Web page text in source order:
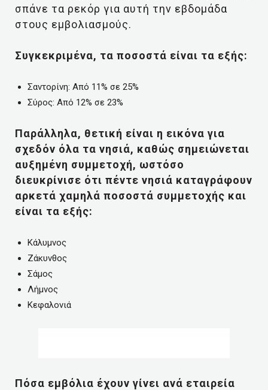
σπάνε τα ρεκόρ για αυτή την εβδομάδα
στους εμβολιασμούς.
Συγκεκριμένα, τα ποσοστά είναι τα εξής:
Σαντορίνη: Από 11% σε 25%
Σύρος: Από 12% σε 23%
Παράλληλα, θετική είναι η εικόνα για
σχεδόν όλα τα νησιά, καθώς σημειώνεται
αυξημένη συμμετοχή, ωστόσο
διευκρίνισε ότι πέντε νησιά καταγράφουν
αρκετά χαμηλά ποσοστά συμμετοχής και
είναι τα εξής:
Κάλυμνος
Ζάκυνθος
Σάμος
Λήμνος
Κεφαλονιά
Πόσα εμβόλια έχουν γίνει ανά εταιρεία